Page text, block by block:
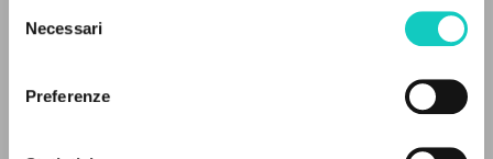
delNecessari
Preferenze
Litterae Communionis-Tracce
voces bibliográficas, textos íntegros en 5